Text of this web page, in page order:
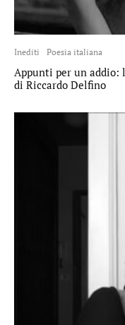
Inediti Poesia italiana
Appunti per un addio:
di Riccardo Delfino